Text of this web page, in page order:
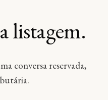
listagem.
conversa reservada,